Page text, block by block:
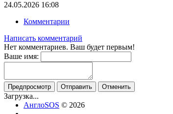
24.05.2026 16:08
Комментарии
Написать комментарий
Нет комментариев. Ваш будет первым!
Ваше имя:
Предпросмотр Отправить Отменить
Загрузка...
АнглоSOS © 2026